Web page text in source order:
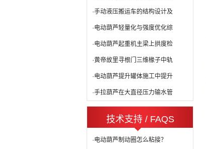
·手动液压搬运车的结构设计及
·电动葫芦轻量化与强度优化综
·电动葫芦起重机主梁上拱度检
·黄帝故里寻根门三维椽子中轨
·电动葫芦提升罐体施工中提升
·手拉葫芦在大直径压力输水管
技术支持 / FAQS
·电动葫芦制动圈怎么粘接？